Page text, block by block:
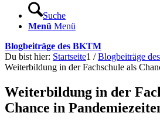
Suche
Menü Menü
Blogbeiträge des BKTM
Du bist hier: Startseite1 / Blogbeiträge
Weiterbildung in der Fachschule als
Weiterbildung in der
Chance in